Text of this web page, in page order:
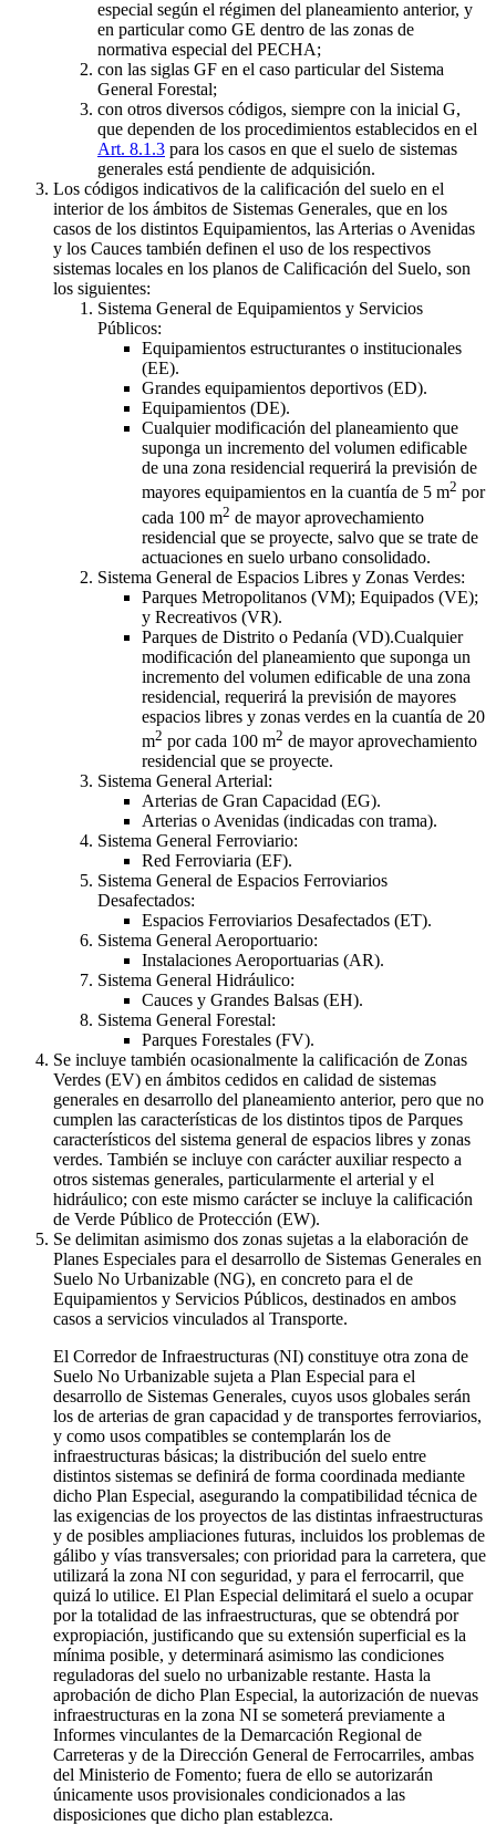
especial según el régimen del planeamiento anterior, y
en particular como GE dentro de las zonas de
normativa especial del PECHA;
con las siglas GF en el caso particular del Sistema
General Forestal;
con otros diversos códigos, siempre con la inicial G,
que dependen de los procedimientos establecidos en el
Art. 8.1.3 para los casos en que el suelo de sistemas
generales está pendiente de adquisición.
Los códigos indicativos de la calificación del suelo en el
interior de los ámbitos de Sistemas Generales, que en los
casos de los distintos Equipamientos, las Arterias o Avenidas
y los Cauces también definen el uso de los respectivos
sistemas locales en los planos de Calificación del Suelo, son
los siguientes:
Sistema General de Equipamientos y Servicios
Públicos:
Equipamientos estructurantes o institucionales
(EE).
Grandes equipamientos deportivos (ED).
Equipamientos (DE).
Cualquier modificación del planeamiento que
suponga un incremento del volumen edificable
de una zona residencial requerirá la previsión de
mayores equipamientos en la cuantía de 5 m2 por
cada 100 m2 de mayor aprovechamiento
residencial que se proyecte, salvo que se trate de
actuaciones en suelo urbano consolidado.
Sistema General de Espacios Libres y Zonas Verdes:
Parques Metropolitanos (VM); Equipados (VE);
y Recreativos (VR).
Parques de Distrito o Pedanía (VD).Cualquier
modificación del planeamiento que suponga un
incremento del volumen edificable de una zona
residencial, requerirá la previsión de mayores
espacios libres y zonas verdes en la cuantía de 20
m2 por cada 100 m2 de mayor aprovechamiento
residencial que se proyecte.
Sistema General Arterial:
Arterias de Gran Capacidad (EG).
Arterias o Avenidas (indicadas con trama).
Sistema General Ferroviario:
Red Ferroviaria (EF).
Sistema General de Espacios Ferroviarios
Desafectados:
Espacios Ferroviarios Desafectados (ET).
Sistema General Aeroportuario:
Instalaciones Aeroportuarias (AR).
Sistema General Hidráulico:
Cauces y Grandes Balsas (EH).
Sistema General Forestal:
Parques Forestales (FV).
Se incluye también ocasionalmente la calificación de Zonas
Verdes (EV) en ámbitos cedidos en calidad de sistemas
generales en desarrollo del planeamiento anterior, pero que no
cumplen las características de los distintos tipos de Parques
característicos del sistema general de espacios libres y zonas
verdes. También se incluye con carácter auxiliar respecto a
otros sistemas generales, particularmente el arterial y el
hidráulico; con este mismo carácter se incluye la calificación
de Verde Público de Protección (EW).
Se delimitan asimismo dos zonas sujetas a la elaboración de
Planes Especiales para el desarrollo de Sistemas Generales en
Suelo No Urbanizable (NG), en concreto para el de
Equipamientos y Servicios Públicos, destinados en ambos
casos a servicios vinculados al Transporte.
El Corredor de Infraestructuras (NI) constituye otra zona de
Suelo No Urbanizable sujeta a Plan Especial para el
desarrollo de Sistemas Generales, cuyos usos globales serán
los de arterias de gran capacidad y de transportes ferroviarios,
y como usos compatibles se contemplarán los de
infraestructuras básicas; la distribución del suelo entre
distintos sistemas se definirá de forma coordinada mediante
dicho Plan Especial, asegurando la compatibilidad técnica de
las exigencias de los proyectos de las distintas infraestructuras
y de posibles ampliaciones futuras, incluidos los problemas de
gálibo y vías transversales; con prioridad para la carretera, que
utilizará la zona NI con seguridad, y para el ferrocarril, que
quizá lo utilice. El Plan Especial delimitará el suelo a ocupar
por la totalidad de las infraestructuras, que se obtendrá por
expropiación, justificando que su extensión superficial es la
mínima posible, y determinará asimismo las condiciones
reguladoras del suelo no urbanizable restante. Hasta la
aprobación de dicho Plan Especial, la autorización de nuevas
infraestructuras en la zona NI se someterá previamente a
Informes vinculantes de la Demarcación Regional de
Carreteras y de la Dirección General de Ferrocarriles, ambas
del Ministerio de Fomento; fuera de ello se autorizarán
únicamente usos provisionales condicionados a las
disposiciones que dicho plan establezca.